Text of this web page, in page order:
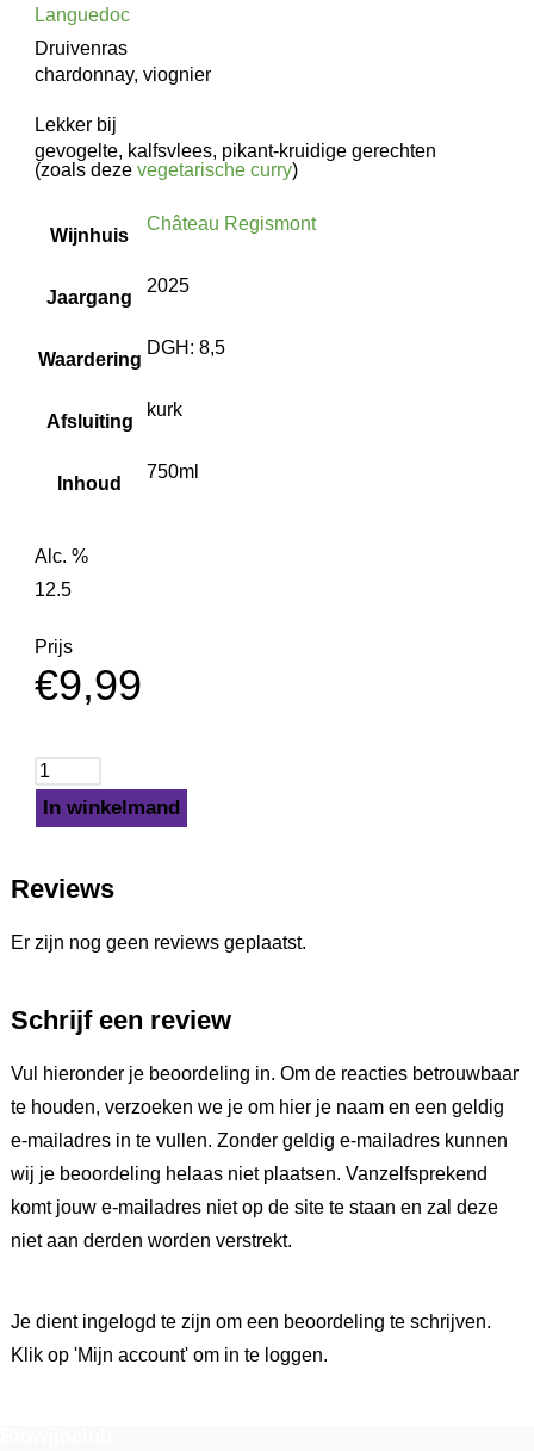
Languedoc
Druivenras
chardonnay, viognier
Lekker bij
gevogelte, kalfsvlees, pikant-kruidige gerechten
(zoals deze vegetarische curry)
Wijnhuis
Château Regismont
Jaargang
2025
Waardering
DGH: 8,5
Afsluiting
kurk
Inhoud
750ml
Alc. %
12.5
Prijs
€9,99
In winkelmand
Reviews
Er zijn nog geen reviews geplaatst.
Schrijf een review
Vul hieronder je beoordeling in. Om de reacties betrouwbaar
te houden, verzoeken we je om hier je naam en een geldig
e-mailadres in te vullen. Zonder geldig e-mailadres kunnen
wij je beoordeling helaas niet plaatsen. Vanzelfsprekend
komt jouw e-mailadres niet op de site te staan en zal deze
niet aan derden worden verstrekt.
Je dient ingelogd te zijn om een beoordeling te schrijven.
Klik op 'Mijn account' om in te loggen.